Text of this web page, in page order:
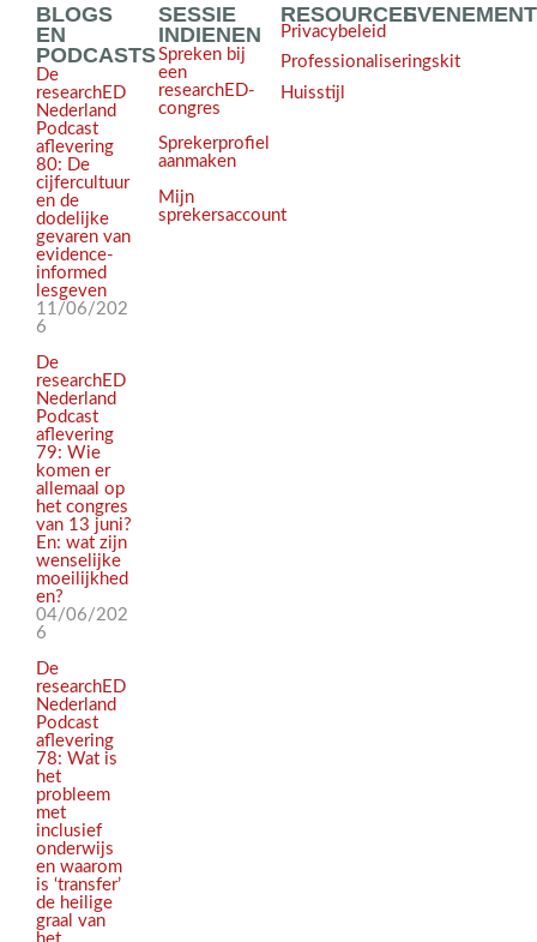
BLOGS
EN
PODCASTS
De
researchED
Nederland
Podcast
aflevering
80: De
cijfercultuur
en de
dodelijke
gevaren van
evidence-
informed
lesgeven
11/06/202
6
De
researchED
Nederland
Podcast
aflevering
79: Wie
komen er
allemaal op
het congres
van 13 juni?
En: wat zijn
wenselijke
moeilijkhed
en?
04/06/202
6
De
researchED
Nederland
Podcast
aflevering
78: Wat is
het
probleem
met
inclusief
onderwijs
en waarom
is ‘transfer’
de heilige
graal van
SESSIE
INDIENEN
Spreken bij
een
researchED-
congres
Sprekerprofiel
aanmaken
Mijn
sprekersaccount
RESOURCES
Privacybeleid
Professionaliseringskit
Huisstijl